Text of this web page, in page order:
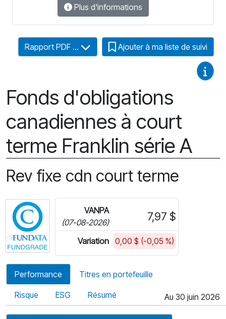
Plus d'informations
Fonds d'obligations
canadiennes à court
terme Franklin série A
Rapport PDF ... Ajouter à ma liste de suivi
Rev fixe cdn court terme
Cliquez pour plus d'informations sur FundGrade
VANPA
(07-08-2026)
7,97 $
Variation 0,00 $ (-0,05 %)
Performance Titres en portefeuille
Risque ESG Résumé Au 30 juin 2026